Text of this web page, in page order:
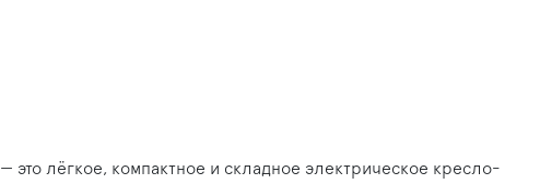
— это лёгкое, компактное и складное электрическое кресло-